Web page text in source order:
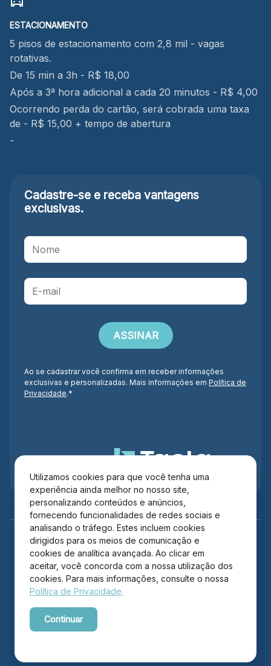
Utilizamos cookies para que você tenha uma
experiência ainda melhor no nosso site,
personalizando conteúdos e anúncios,
fornecendo funcionalidades de redes sociais e
analisando o tráfego. Estes incluem cookies
dirigidos para os meios de comunicação e
cookies de analítica avançada. Ao clicar em
aceitar, você concorda com a nossa utilização dos
cookies. Para mais informações, consulte o nossa
Política de Privacidade.
Continuar
ESTACIONAMENTO
5 pisos de estacionamento com 2,8 mil - vagas
rotativas.
De 15 min a 3h - R$ 18,00
Após a 3ª hora adicional a cada 20 minutos - R$ 4,00
Ocorrendo perda do cartão, será cobrada uma taxa
de - R$ 15,00 + tempo de abertura
-
Cadastre-se e receba vantagens
exclusivas.
Ao se cadastrar você confirma em receber informações
exclusivas e personalizadas. Mais informações em Política de
Privacidade.*
Copyright © 2026 Itajaí Shopping – Todos os direitos